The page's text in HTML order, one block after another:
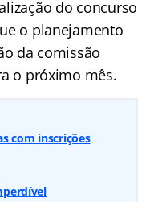
do concurso
o planejamento
da comissão
o próximo mês.
com inscrições